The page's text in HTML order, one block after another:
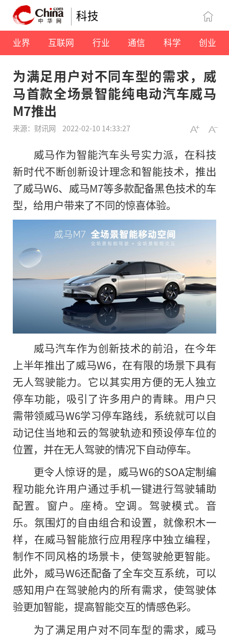
科技
业界 互联网 行业 通信 科学 创业
为满足用户对不同车型的需求，威
马首款全场景智能纯电动汽车威马
M7推出
来源：财讯网 2022-02-10 14:33:27
威马作为智能汽车头号实力派，在科技
新时代不断创新设计理念和智能技术，推出
了威马W6、威马M7等多款配备黑色技术的车
型，给用户带来了不同的惊喜体验。
威马汽车作为创新技术的前沿，在今年
上半年推出了威马W6，在有限的场景下具有
无人驾驶能力。它以其实用方便的无人独立
停车功能，吸引了许多用户的青睐。用户只
需带领威马W6学习停车路线，系统就可以自
动记住当地和云的驾驶轨迹和预设停车位的
位置，并在无人驾驶的情况下自动停车。
更令人惊讶的是，威马W6的SOA定制编
程功能允许用户通过手机一键进行驾驶辅助
配置。窗户。座椅。空调。驾驶模式。音
乐。氛围灯的自由组合和设置，就像积木一
样，在威马智能旅行应用程序中独立编程，
制作不同风格的场景卡，使驾驶舱更智能。
此外，威马W6还配备了全车交互系统，可以
感知用户在驾驶舱内的所有需求，使驾驶体
验更加智能，提高智能交互的情感色彩。
为了满足用户对不同车型的需求， 威马